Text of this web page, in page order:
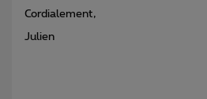
Cordialement,
Julien